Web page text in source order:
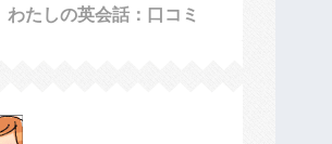
わたしの英会話：口コミ